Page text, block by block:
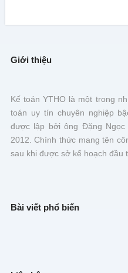
Giới thiệu
Kế toán YTHO là một trong
toán uy tín chuyên nghiệp
được lập bởi ông Đặng
2012. Chính thức mang tên
sau khi được sở kế hoạch đầu
Bài viết phổ biến